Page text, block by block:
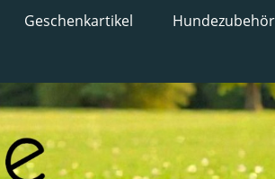
Geschenkartikel Hundezubehör